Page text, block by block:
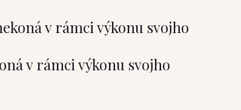
v rámci výkonu svojho
v rámci výkonu svojho